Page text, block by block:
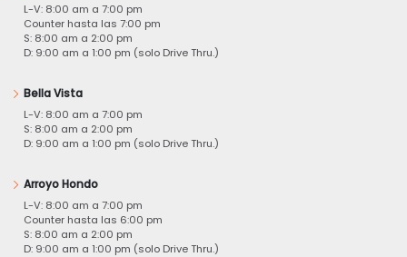
L-V: 8:00 am a 7:00 pm
Counter hasta las 7:00 pm
S: 8:00 am a 2:00 pm
D: 9:00 am a 1:00 pm (solo Drive Thru.)
Bella Vista
L-V: 8:00 am a 7:00 pm
S: 8:00 am a 2:00 pm
D: 9:00 am a 1:00 pm (solo Drive Thru.)
Arroyo Hondo
L-V: 8:00 am a 7:00 pm
Counter hasta las 6:00 pm
S: 8:00 am a 2:00 pm
D: 9:00 am a 1:00 pm (solo Drive Thru.)